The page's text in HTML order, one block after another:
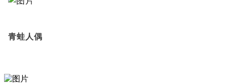
青蛙人偶